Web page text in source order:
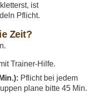
ist
Pflicht.
Zeit?
Trainer-Hilfe.
Pflicht bei jedem
plane bitte 45 Min.